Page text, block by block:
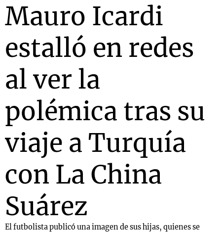
Mauro Icardi
estalló en redes
al ver la
polémica tras su
viaje a Turquía
con La China
Suárez
El futbolista publicó una imagen de sus hijas, quienes se